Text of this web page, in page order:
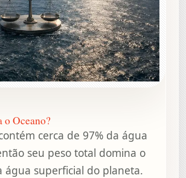
o Oceano?
cerca de 97% da água
seu peso total domina o
água superficial do planeta.